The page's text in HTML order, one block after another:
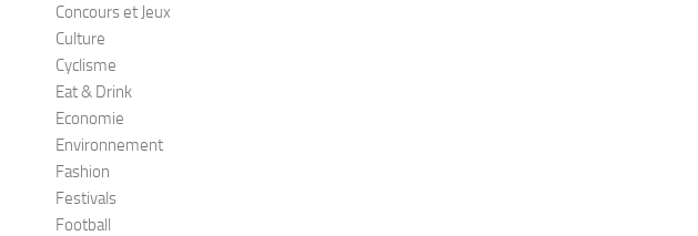
Concours et Jeux
Culture
Cyclisme
Eat & Drink
Economie
Environnement
Fashion
Festivals
Football